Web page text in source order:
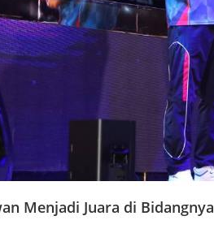
Menjadi Juara di Bidangnya